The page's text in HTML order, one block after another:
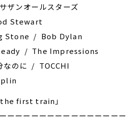
ザンオールスターズ
Stewart
Stone / Bob Dylan
/ The Impressions
なのに / TOCCHI
the first train」
ーーーーーーーーーーーーーーー